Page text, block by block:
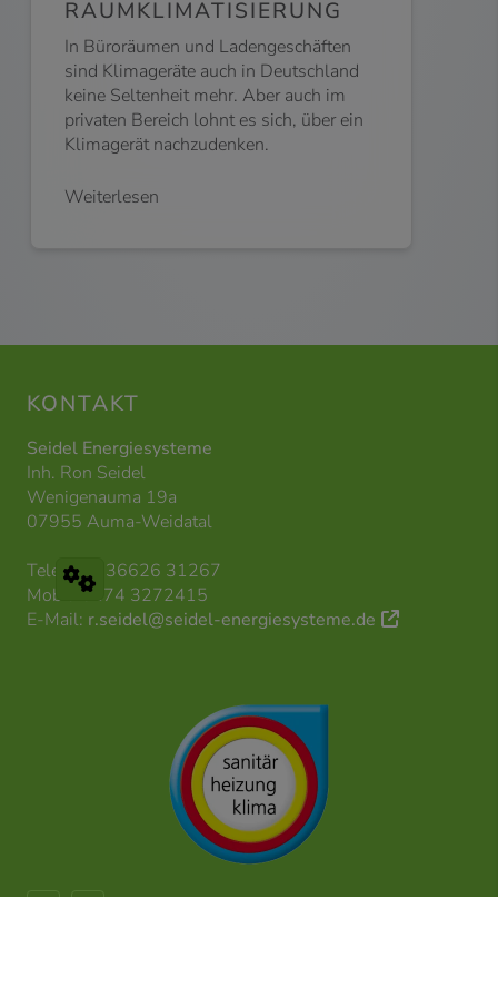
RAUMKLIMATISIERUNG
In Büroräumen und Ladengeschäften
sind Klimageräte auch in Deutschland
keine Seltenheit mehr. Aber auch im
privaten Bereich lohnt es sich, über ein
Klimagerät nachzudenken.
Weiterlesen
KONTAKT
Seidel Energiesysteme
Inh. Ron Seidel
Wenigenauma 19a
07955 Auma-Weidatal
Telefon: 036626 31267
Mobil: 0174 3272415
E-Mail: r.seidel@seidel-energiesysteme.de